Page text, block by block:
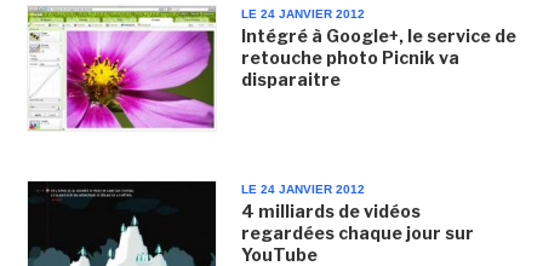
LE 24 JANVIER 2012
Intégré à Google+, le service de
retouche photo Picnik va
disparaitre
LE 24 JANVIER 2012
4 milliards de vidéos
regardées chaque jour sur
YouTube